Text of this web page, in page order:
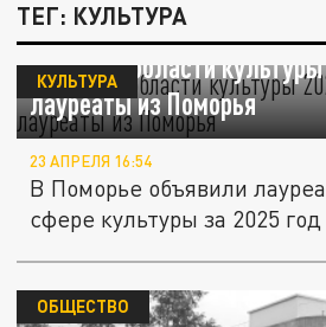
ТЕГ: КУЛЬТУРА
Премии в области
лауреаты из Поморья
КУЛЬТУРА
23 АПРЕЛЯ 16:54
В Поморье объявили
сфере культуры за 2025 год
ОБЩЕСТВО